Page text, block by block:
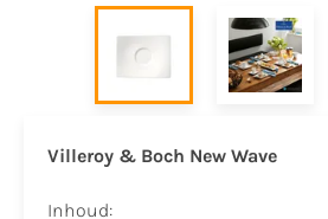
Villeroy & Boch New Wave
Inhoud: